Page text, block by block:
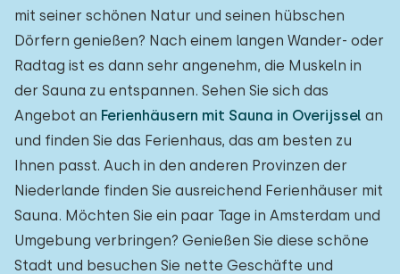
mit seiner schönen Natur und seinen hübschen
Dörfern genießen? Nach einem langen Wander- oder
Radtag ist es dann sehr angenehm, die Muskeln in
der Sauna zu entspannen. Sehen Sie sich das
Angebot an Ferienhäusern mit Sauna in Overijssel an
und finden Sie das Ferienhaus, das am besten zu
Ihnen passt. Auch in den anderen Provinzen der
Niederlande finden Sie ausreichend Ferienhäuser mit
Sauna. Möchten Sie ein paar Tage in Amsterdam und
Umgebung verbringen? Genießen Sie diese schöne
Stadt und besuchen Sie nette Geschäfte und